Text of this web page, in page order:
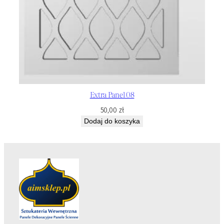
Extra Panel 08
50,00 zł
Dodaj do koszyka